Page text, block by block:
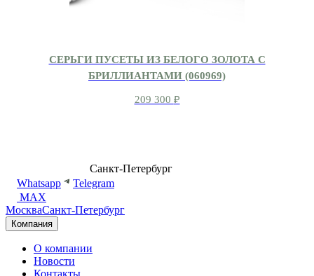
СЕРЬГИ ПУСЕТЫ ИЗ БЕЛОГО ЗОЛОТА С
БРИЛЛИАНТАМИ (060969)
209 300 ₽
Санкт-Петербург
Whatsapp
Telegram
MAX
МоскваСанкт-Петербург
Компания
О компании
Новости
Контакты